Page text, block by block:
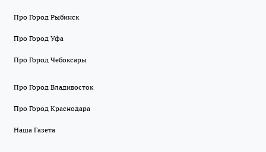
Про Город Рыбинск
Про Город Уфа
Про Город Чебоксары
Про Город Владивосток
Про Город Краснодара
Наша Газета